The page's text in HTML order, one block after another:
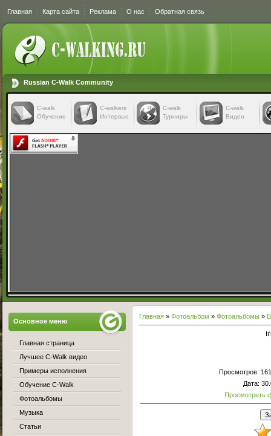
Главная Карта сайта Реклама О нас Обратная связь
Russian C-Walk Community
C-walk
Обучение
C-walkers
Интервью
С-walk
Турниры
С-walk
Видео
Главная » Фотоальбом » Фотоальбомы »
Просмотров:
Дата:
Просмотреть
Основное меню
Главная страница
Лучшее C-Walk видео
Примеры исполнения
Обучение C-Walk
Фотоальбомы
Музыка
Статьи